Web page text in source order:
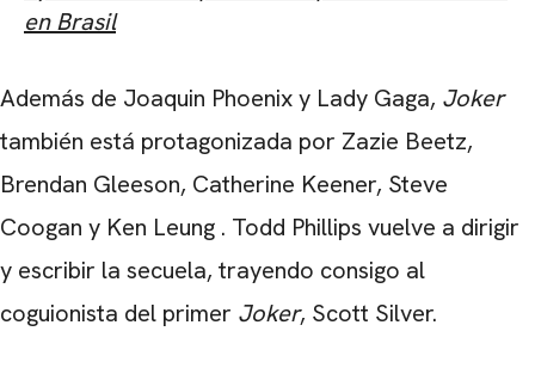
en Brasil
Además de Joaquin Phoenixy Lady Gaga, Joker
también está protagonizada por Zazie Beetz,
Brendan Gleeson, Catherine Keener, Steve
Coogan y Ken Leung . Todd Phillips vuelve a dirigir
y escribir la secuela, trayendo consigo al
coguionista del primer Joker, Scott Silver.